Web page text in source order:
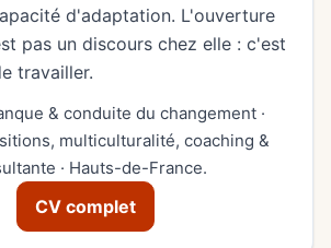
d'adaptation. L'ouverture
pas un discours chez elle : c'est
travailler.
& conduite du changement ·
multiculturalité, coaching &
· Hauts-de-France.
CV complet